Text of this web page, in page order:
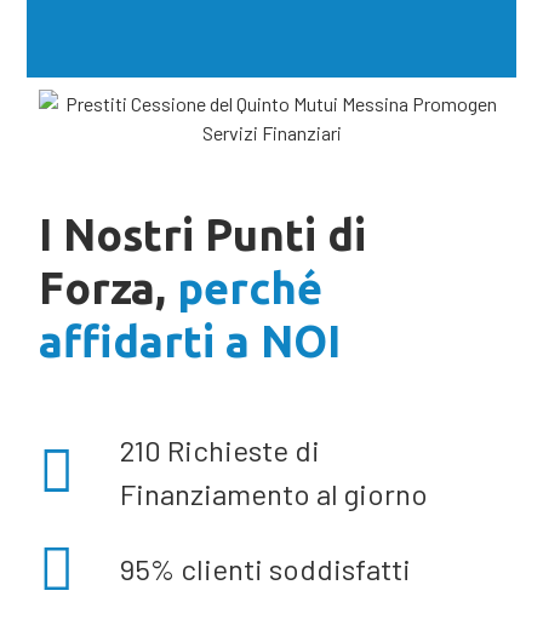
I Nostri Punti di
Forza, perché
affidarti a NOI
210 Richieste di
Finanziamento al giorno
95% clienti soddisfatti